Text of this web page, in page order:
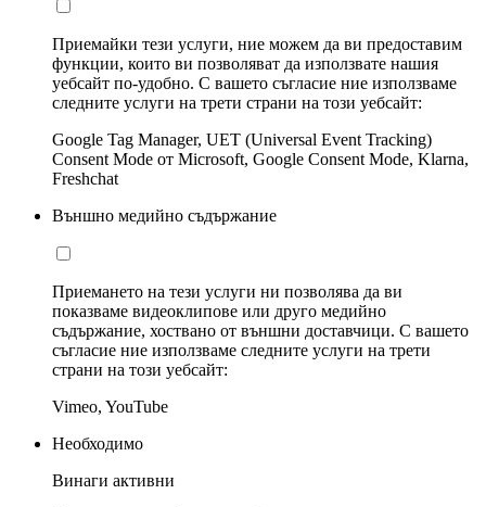
Приемайки тези услуги, ние можем да ви предоставим
функции, които ви позволяват да използвате нашия
уебсайт по-удобно. С вашето съгласие ние използваме
следните услуги на трети страни на този уебсайт:
Google Tag Manager, UET (Universal Event Tracking)
Consent Mode от Microsoft, Google Consent Mode, Klarna,
Freshchat
Външно медийно съдържание
Приемането на тези услуги ни позволява да ви
показваме видеоклипове или друго медийно
съдържание, хоствано от външни доставчици. С вашето
съгласие ние използваме следните услуги на трети
страни на този уебсайт:
Vimeo, YouTube
Необходимо
Винаги активни